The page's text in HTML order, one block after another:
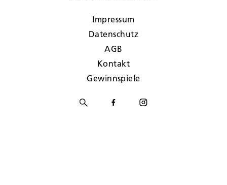
Impressum
Datenschutz
AGB
Kontakt
Gewinnspiele